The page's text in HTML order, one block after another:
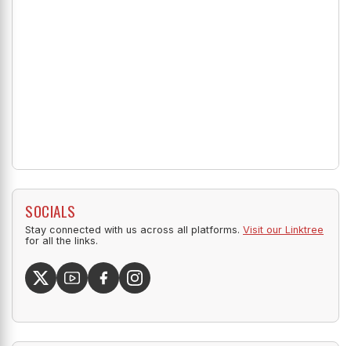
SOCIALS
Stay connected with us across all platforms. Visit our Linktree
for all the links.